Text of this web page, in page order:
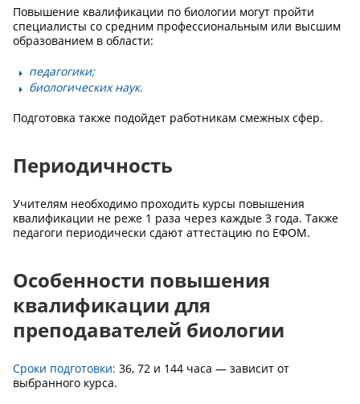
Повышение квалификации по биологии могут пройти
специалисты со средним профессиональным или высшим
образованием в области:
педагогики;
биологических наук.
Подготовка также подойдет работникам смежных сфер.
Периодичность
Учителям необходимо проходить курсы повышения
квалификации не реже 1 раза через каждые 3 года. Также
педагоги периодически сдают аттестацию по ЕФОМ.
Особенности повышения
квалификации для
преподавателей биологии
Сроки подготовки: 36, 72 и 144 часа — зависит от
выбранного курса.